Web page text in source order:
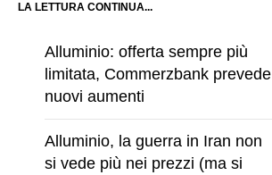
LA LETTURA CONTINUA...
Alluminio: offerta sempre più
limitata, Commerzbank prevede
nuovi aumenti
Alluminio, la guerra in Iran non
si vede più nei prezzi (ma si